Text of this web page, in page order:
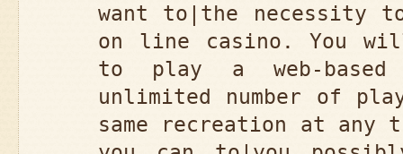
want to|the necessity
on line casino. You
to play a web-
unlimited number of
same recreation at any